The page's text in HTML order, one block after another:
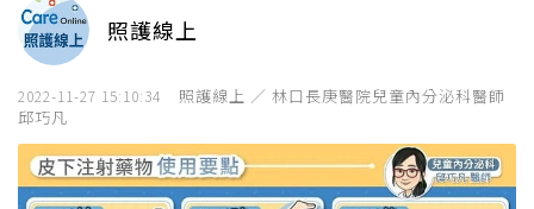
照護線上
2022-11-27 15:10:34
照護線上 ／ 林口長庚醫院兒童內分泌科醫師
邱巧凡